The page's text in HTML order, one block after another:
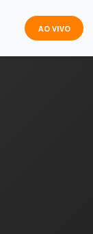
AO VIVO